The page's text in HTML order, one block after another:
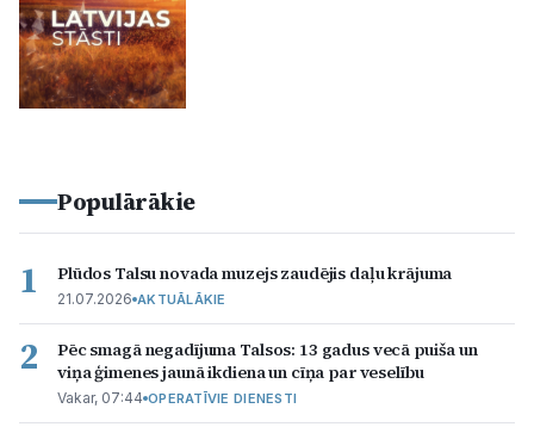
Populārākie
1 Plūdos Talsu novada muzejs zaudējis daļu krājuma
21.07.2026 AKTUĀLĀKIE
2
Pēc smagā negadījuma Talsos: 13 gadus vecā puiša un
viņa ģimenes jaunā ikdiena un cīņa par veselību
Vakar, 07:44 OPERATĪVIE DIENESTI